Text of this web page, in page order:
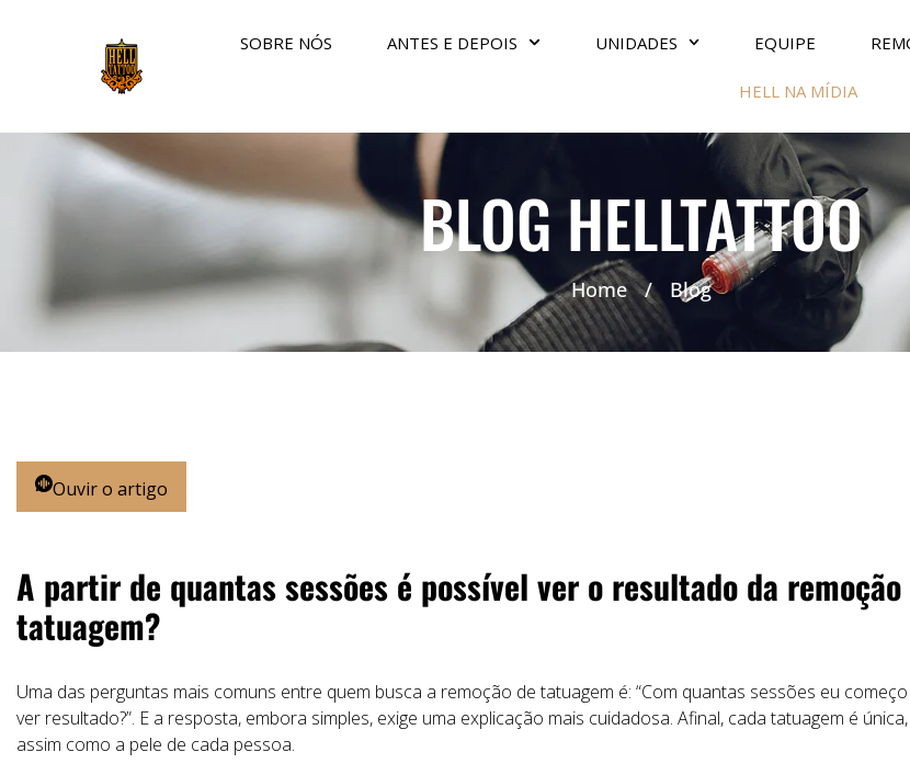
SOBRE NÓS ANTES E DEPOIS UNIDADES EQUIPE
HELL NA MÍDIA
BLOG HELLTATTOO
Home / Blog
Ouvir o artigo
A partir de quantas sessões é possível ver o resultado da remoção
tatuagem?
Uma das perguntas mais comuns entre quem busca a remoção detatuagem é: “Com quantas sessões eu começo
ver resultado?”. E a resposta, embora simples, exige uma explicação mais cuidadosa. Afinal, cadatatuagem é única,
assim como a pele de cada pessoa.